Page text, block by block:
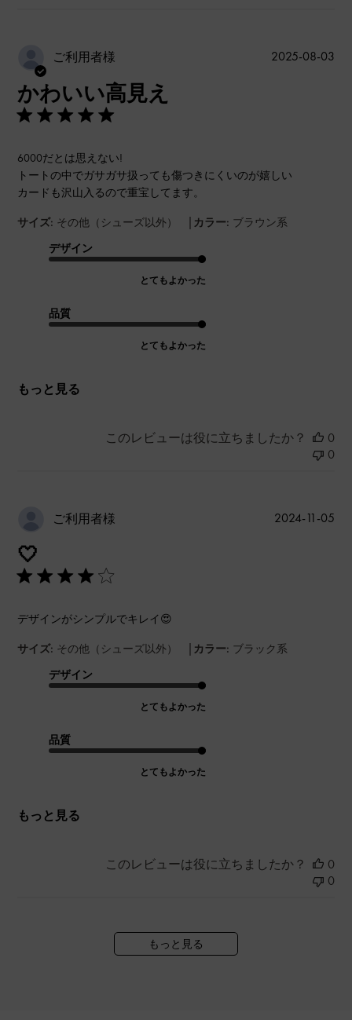
ご利用者様
かわいい高見え
6000だとは思えない!
トートの中でガサガサ扱っても傷つきにくいのが嬉しい
カードも沢山入るので重宝してます。
サイズ: その他（シューズ以外） | カラー: ブラウン系
デザイン
とてもよかった
品質
とてもよかった
もっと見る
公
2025-08-03
このレビューは役に立ちましたか？
0
0
ご利用者様
🤍
デザインがシンプルでキレイ😍
サイズ: その他（シューズ以外） | カラー: ブラック系
デザイン
とてもよかった
品質
とてもよかった
もっと見る
公
2024-11-05
このレビューは役に立ちましたか？
0
0
もっと見る